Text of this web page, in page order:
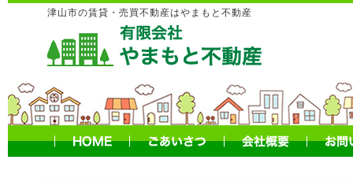
津山市の賃貸・売買不動産はやまもと不動産